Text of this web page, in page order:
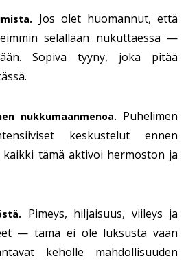
Jos olet huomannut, että
selällään nukuttaessa —
Sopiva tyyny, joka pitää
nukkumaanmenoa. Puhelimen
keskustelut ennen
tämä aktivoi hermoston ja
Pimeys, hiljaisuus, viileys ja
— tämä ei ole luksusta vaan
keholle mahdollisuuden